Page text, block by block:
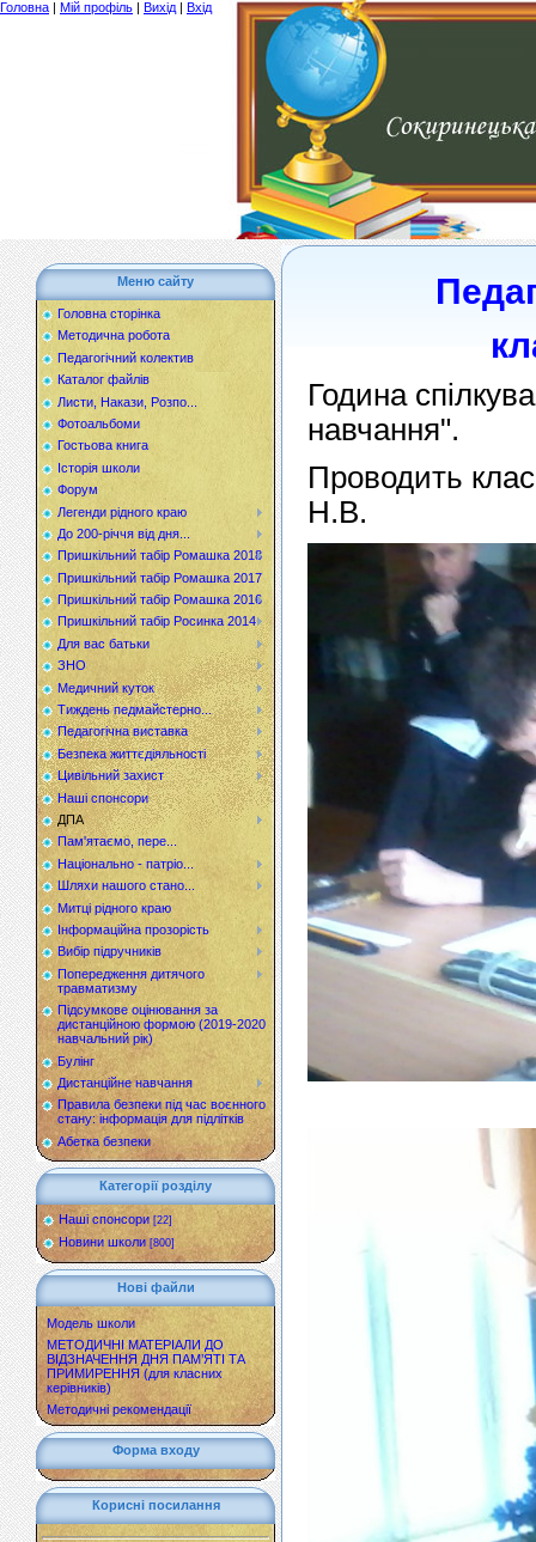
Головна | Мій профіль | Вихід | Вхід
Меню сайту
Головна сторінка
Методична робота
Педагогічний колектив
Каталог файлів
Листи, Накази, Розпо...
Фотоальбоми
Гостьова книга
Історія школи
Форум
Легенди рідного краю
До 200-річчя від дня...
Пришкільний табір Ромашка 2018
Пришкільний табір Ромашка 2017
Пришкільний табір Ромашка 2016
Пришкільний табір Росинка 2014
Для вас батьки
ЗНО
Медичний куток
Тиждень педмайстерно...
Педагогічна виставка
Безпека життєдіяльності
Цивільний захист
Наші спонсори
ДПА
Пам'ятаємо, пере...
Національно - патріо...
Шляхи нашого стано...
Митці рідного краю
Інформаційна прозорість
Вибір підручників
Попередження дитячого
травматизму
Підсумкове оцінювання за
дистанційною формою (2019-2020
навчальний рік)
Булінг
Дистанційне навчання
Правила безпеки під час воєнного
стану: інформація для підлітків
Абетка безпеки
Категорії розділу
Наші спонсори [22]
Новини школи [800]
Нові файли
Модель школи
МЕТОДИЧНІ МАТЕРІАЛИ ДО
ВІДЗНАЧЕННЯ ДНЯ ПАМ’ЯТІ ТА
ПРИМИРЕННЯ (для класних
керівників)
Методичні рекомендації
Форма входу
Корисні посилання
Година
навчання".
Проводить
Н.В.